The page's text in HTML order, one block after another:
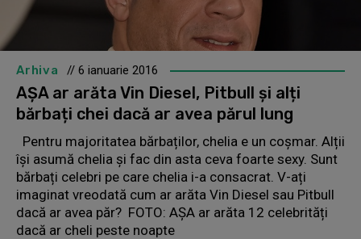
Arhiva // 6 ianuarie 2016
AȘA ar arăta Vin Diesel, Pitbull și alți
bărbați chei dacă ar avea părul lung
Pentru majoritatea bărbaților, chelia e un coșmar. Alții
își asumă chelia și fac din asta ceva foarte sexy. Sunt
bărbați celebri pe care chelia i-a consacrat. V-ați
imaginat vreodată cum ar arăta Vin Diesel sau Pitbull
dacă ar avea păr? FOTO: AȘA ar arăta 12 celebrități
dacă ar cheli peste noapte